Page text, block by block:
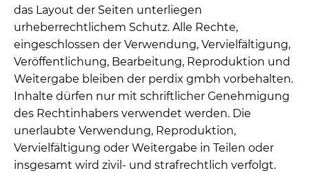
das Layout der Seiten unterliegen
urheberrechtlichem Schutz. Alle Rechte,
eingeschlossen der Verwendung, Vervielfältigung,
Veröffentlichung, Bearbeitung, Reproduktion und
Weitergabe bleiben der perdix gmbh vorbehalten.
Inhalte dürfen nur mit schriftlicher Genehmigung
des Rechtinhabers verwendet werden. Die
unerlaubte Verwendung, Reproduktion,
Vervielfältigung oder Weitergabe in Teilen oder
insgesamt wird zivil- und strafrechtlich verfolgt.